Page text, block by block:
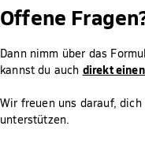
Offene
Dann nimm über das
kannst du auch direkt
Wir freuen uns darauf,
unterstützen.